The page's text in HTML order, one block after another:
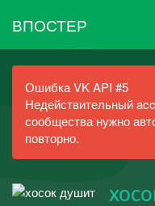
ВПОСТЕР
Ошибка VK API #5
Недействительный
сообщества нужно
повторно.